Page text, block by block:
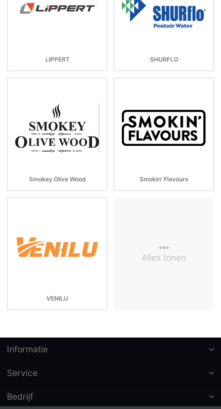
LIPPERT SHURFLO
Smokey Olive Wood Smokin' Flavours
VENILU
Alles tonen
Informatie
Service
Bedrijf